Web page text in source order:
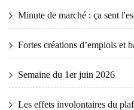
Minute de marché : ça sent
Fortes créations d’emplois et
Semaine du 1er juin 2026
Les effets involontaires du